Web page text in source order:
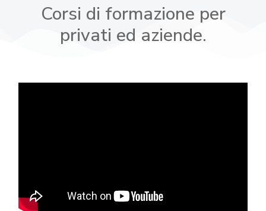
Corsi di formazione per
privati ed aziende.